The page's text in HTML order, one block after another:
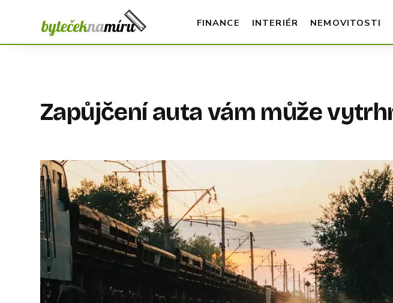
FINANCE INTERIÉR NEMOVITOSTI
Zapůjčení auta vám může